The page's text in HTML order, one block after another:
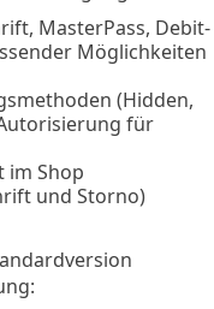
MasterPass, Debit-
Möglichkeiten
(Hidden,
für
im Shop
und Storno)